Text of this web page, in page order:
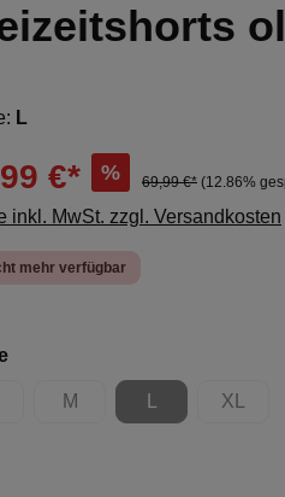
L
€* % 69,99 €* (12.86%
inkl. MwSt. zzgl. Versandkosten
mehr verfügbar
auswählen
Option ist zurzeit nicht
M
(Diese Option ist zurzeit
(Diese Option ist
XL
(Diese